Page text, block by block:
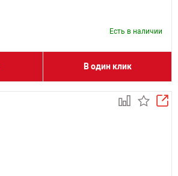
Есть в наличии
В один клик